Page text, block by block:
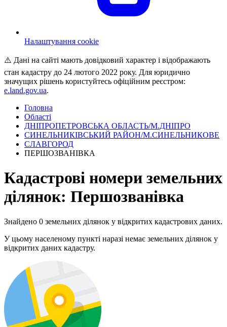
Налаштування cookie
⚠️ Дані на сайті мають довідковий характер і відображають
стан кадастру до 24 лютого 2022 року. Для юридично
значущих рішень користуйтесь офіційним реєстром:
e.land.gov.ua.
Головна
Області
ДНІПРОПЕТРОВСЬКА ОБЛАСТЬ/М.ДНІПРО
СИНЕЛЬНИКІВСЬКИЙ РАЙОН/М.СИНЕЛЬНИКОВЕ
СЛАВГОРОД
ПЕРШОЗВАНІВКА
Кадастрові номери земельних
ділянок: Першозванівка
Знайдено 0 земельних ділянок у відкритих кадастрових даних.
У цьому населеному пункті наразі немає земельних ділянок у
відкритих даних кадастру.